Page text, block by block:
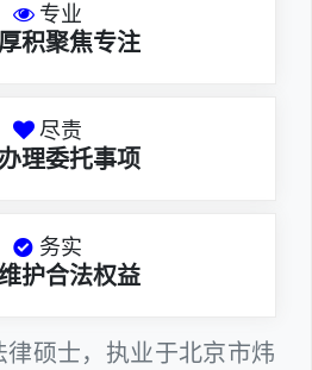
专业
积聚焦专注
尽责
理委托事项
务实
护合法权益
律硕士，执业于北京市炜